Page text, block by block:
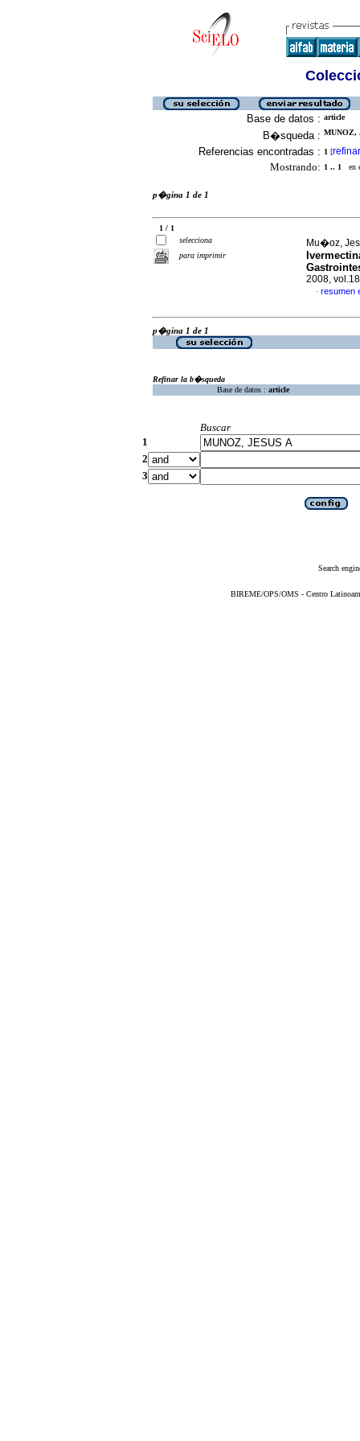
Base de datos : article
B�squeda : MUNOZ,
Referencias encontradas : 1 [refinar
Mostrando: 1 .. 1 en
p�gina 1 de 1
1 / 1
selecciona
para imprimir
Mu�oz,
2008,
· resumen
p�gina 1 de 1
Refinar la b�squeda
Base de datos : article
Buscar
1
2
3
Search
BIREME/OPS/OMS - Centro